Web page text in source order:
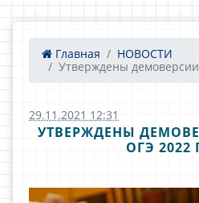
Главная
НОВОСТИ
Утверждены
29.11.2021 12:31
УТВЕРЖДЕНЫ
ОГЭ 2022